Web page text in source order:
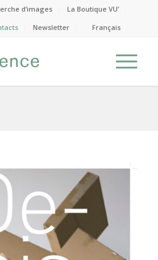
d’images
La Boutique VU’
Newsletter Français